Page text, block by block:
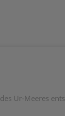
Ur-Meeres